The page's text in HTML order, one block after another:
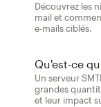
Découvrez les
mail et
e-mails ciblés.
Qu'est-ce
Un serveur
grandes
et leur impact